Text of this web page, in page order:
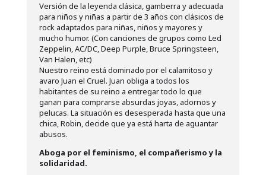
Versión de la leyenda clásica, gamberra y adecuada
para niños y niñas a partir de 3 años con clásicos de
rock adaptados para niñas, niños y mayores y
mucho humor. (Con canciones de grupos como Led
Zeppelin, AC/DC, Deep Purple, Bruce Springsteen,
Van Halen, etc)
Nuestro reino está dominado por el calamitoso y
avaro Juan el Cruel. Juan obliga a todos los
habitantes de su reino a entregar todo lo que
ganan para comprarse absurdas joyas, adornos y
pelucas. La situación es desesperada hasta que una
chica, Robin, decide que ya está harta de aguantar
abusos.
Aboga por el feminismo, el compañerismo y la
solidaridad.